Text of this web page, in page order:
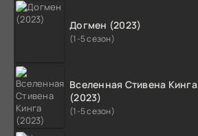
Догмен (2023)
(1-5 сезон)
Вселенная Стивена Кинга
(2023)
(1-5 сезон)